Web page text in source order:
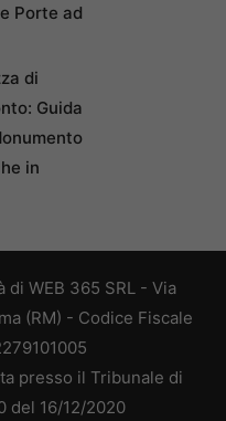
Porte ad
di
Guida
in
WEB 365 SRL - Via
(RM) - Codice Fiscale
presso il Tribunale di
del 16/12/2020